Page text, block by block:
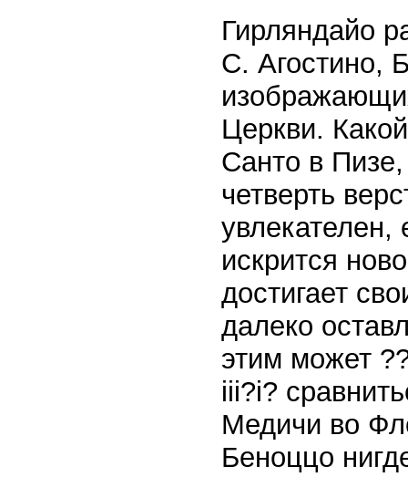
Гирляндайо
С. Агостино,
Церкви.
Санто в Пизе,
четверть
увлекателен,
искрится
достигает
далеко
этим может
iii?i?
Медичи во
Беноццо